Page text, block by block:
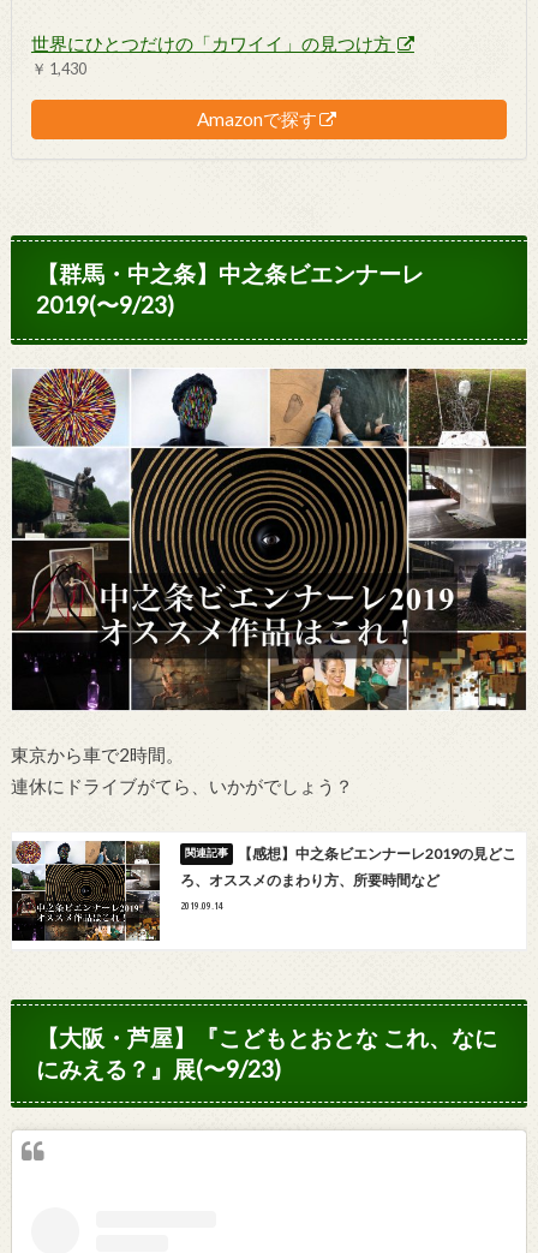
世界にひとつだけの「カワイイ」の見つけ方
￥ 1,430
Amazonで探す
【群馬・中之条】中之条ビエンナーレ
2019(〜9/23)
東京から車で2時間。
連休にドライブがてら、いかがでしょう？
【感想】中之条ビエンナーレ2019の見どこ
ろ、オススメのまわり方、所要時間など
2019.09.14
【大阪・芦屋】『こどもとおとな これ、なに
にみえる？』展(〜9/23)